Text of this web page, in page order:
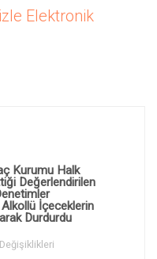
Elektronik
Kurumu Halk
Değerlendirilen
Alkollü İçeceklerin
Durdurdu